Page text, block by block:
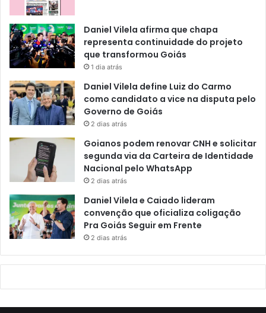
Daniel Vilela afirma que chapa
representa continuidade do projeto
que transformou Goiás
1 dia atrás
Daniel Vilela define Luiz do Carmo
como candidato a vice na disputa pelo
Governo de Goiás
2 dias atrás
Goianos podem renovar CNH e solicitar
segunda via da Carteira de Identidade
Nacional pelo WhatsApp
2 dias atrás
Daniel Vilela e Caiado lideram
convenção que oficializa coligação
Pra Goiás Seguir em Frente
2 dias atrás